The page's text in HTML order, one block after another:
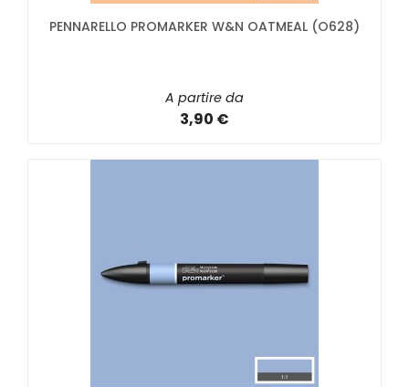
PENNARELLO PROMARKER W&N OATMEAL (O628)
A partire da
3,90 €